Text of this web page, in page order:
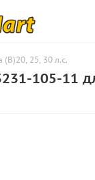
25, 30 л.с.
105-11